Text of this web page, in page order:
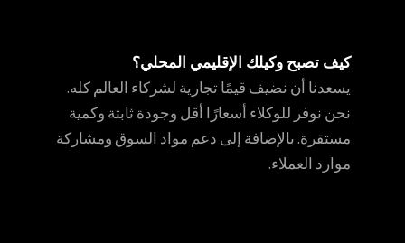
كيف تصبح وكيلك الإقليمي المحلي؟
يسعدنا أن نضيف قيمًا تجارية لشركاء العالم كله.
نحن نوفر للوكلاء أسعارًا أقل وجودة ثابتة وكمية
مستقرة. بالإضافة إلى دعم مواد السوق ومشاركة
موارد العملاء.